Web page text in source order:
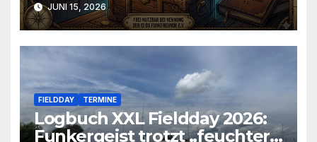
JUNI 15, 2026
FIELDDAY TERMINE
Logbuch XXL Fieldday 2026:
Funkergeist trotzt „feuchter